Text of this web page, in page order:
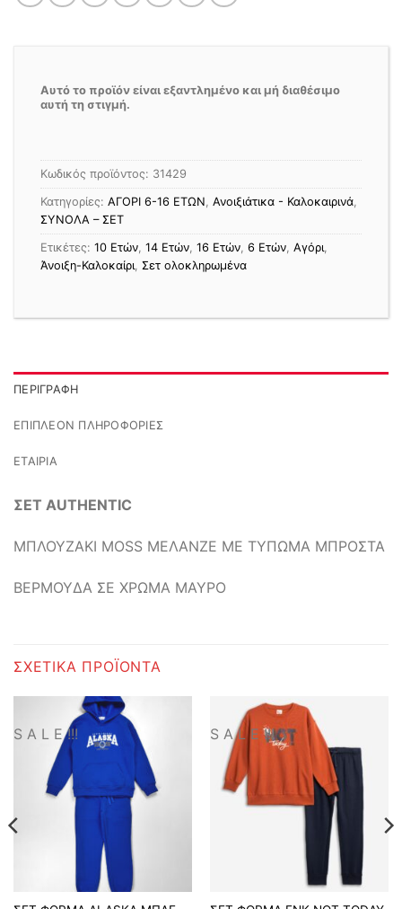
Αυτό το προϊόν είναι εξαντλημένο και μή διαθέσιμο
αυτή τη στιγμή.
Κωδικός προϊόντος: 31429
Κατηγορίες: ΑΓΟΡΙ 6-16 ΕΤΩΝ, Ανοιξιάτικα - Καλοκαιρινά,
ΣΥΝΟΛΑ – ΣΕΤ
Ετικέτες: 10 Ετών, 14 Ετών, 16 Ετών, 6 Ετών, Αγόρι,
Άνοιξη-Καλοκαίρι, Σετ ολοκληρωμένα
ΠΕΡΙΓΡΑΦΉ
ΕΠΙΠΛΈΟΝ ΠΛΗΡΟΦΟΡΊΕΣ
ΕΤΑΙΡΊΑ
ΣΕΤ AUTHENTIC
ΜΠΛΟΥΖΑΚΙ MOSS ΜΕΛΑΝΖΕ ΜΕ ΤΥΠΩΜΑ ΜΠΡΟΣΤΑ
ΒΕΡΜΟΥΔΑ ΣΕ ΧΡΩΜΑ ΜΑΥΡΟ
ΣΧΕΤΙΚΆ ΠΡΟΪΌΝΤΑ
S A L E !!! S A L E !!!